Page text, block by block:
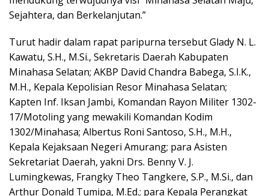
Sejahtera, dan Berkelanjutan.”
Turut hadir dalam rapat paripurna tersebut Glady N. L.
Kawatu, S.H., M.Si., Sekretaris Daerah Kabupaten
Minahasa Selatan; AKBP David Chandra Babega, S.I.K.,
M.H., Kepala Kepolisian Resor Minahasa Selatan;
Kapten Inf. Iksan Jambi, Komandan Rayon Militer 1302-
17/Motoling yang mewakili Komandan Kodim
1302/Minahasa; Albertus Roni Santoso, S.H., M.H.,
Kepala Kejaksaan Negeri Amurang; para Asisten
Sekretariat Daerah, yakni Drs. Benny V. J.
Lumingkewas, Frangky Theo Tangkere, S.P., M.Si., dan
Arthur Donald Tumipa, M.Ed.; para Kepala Perangkat